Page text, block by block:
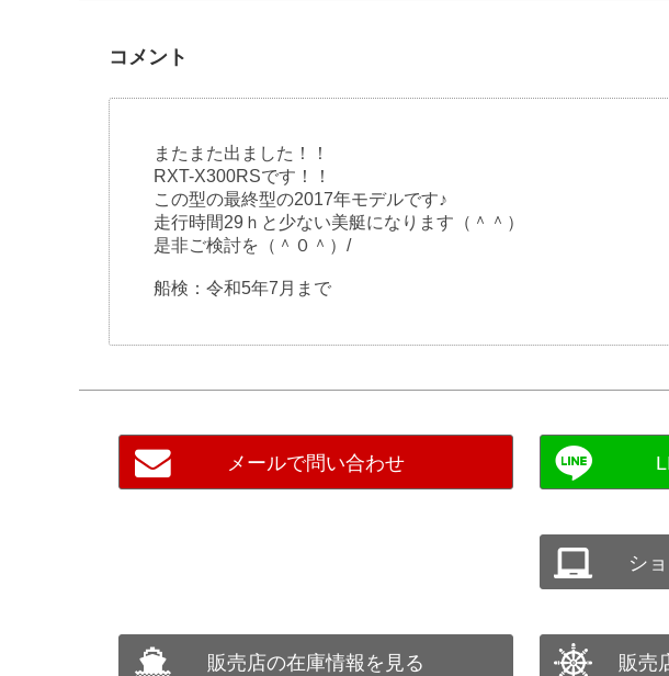
コメント
またまた出ました！！
RXT-X300RSです！！
この型の最終型の2017年モデルです♪
走行時間29ｈと少ない美艇になります（＾＾）
是非ご検討を（＾０＾）/
船検：令和5年7月まで
メールで問い合わせ
シ
販売店の在庫情報を見る 販売